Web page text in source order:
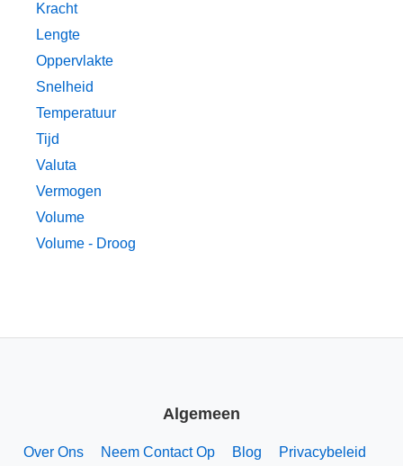
Kracht
Lengte
Oppervlakte
Snelheid
Temperatuur
Tijd
Valuta
Vermogen
Volume
Volume - Droog
Algemeen
Over Ons Neem Contact Op Blog Privacybeleid